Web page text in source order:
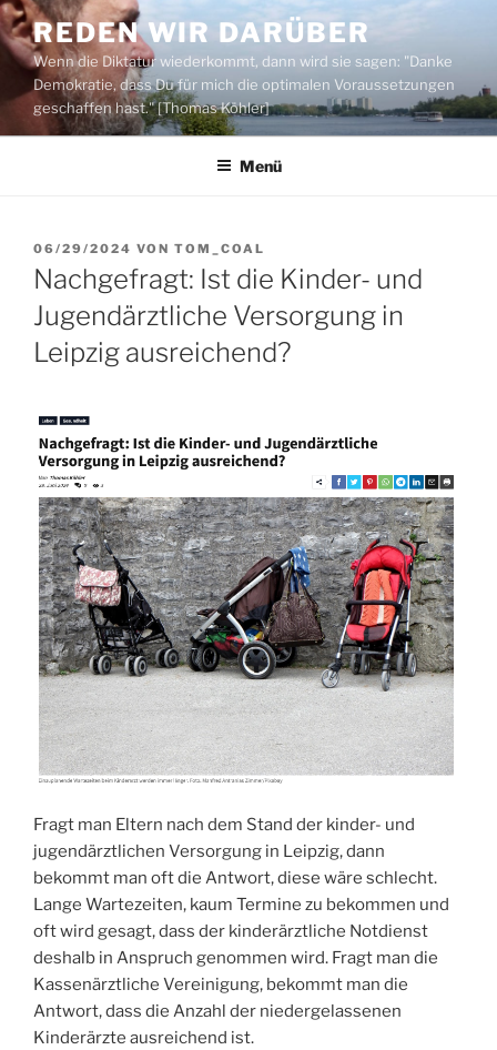
Zum
Inhalt
springen
REDEN WIR DARÜBER
Wenn die Diktatur wiederkommt, dann wird sie sagen: "Danke
Demokratie, dass Du für mich die optimalen Voraussetzungen
geschaffen hast." [Thomas Köhler]
Menü
VERÖFFENTLICHT
AM
06/29/2024 VON TOM_COAL
Nachgefragt: Ist die Kinder- und
Jugendärztliche Versorgung in
Leipzig ausreichend?
Fragt man Eltern nach dem Stand der kinder- und
jugendärztlichen Versorgung in Leipzig, dann
bekommt man oft die Antwort, diese wäre schlecht.
Lange Wartezeiten, kaum Termine zu bekommen und
oft wird gesagt, dass der kinderärztliche Notdienst
deshalb in Anspruch genommen wird. Fragt man die
Kassenärztliche Vereinigung, bekommt man die
Antwort, dass die Anzahl der niedergelassenen
Kinderärzte ausreichend ist.